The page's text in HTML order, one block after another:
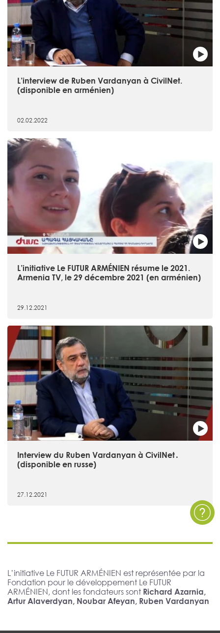
L’interview de Ruben Vardanyan à CivilNet.
(disponible en arménien)
02.02.2022
L’initiative Le FUTUR ARMÉNIEN résume le 2021.
Armenia TV, le 29 décembre 2021 (en arménien)
29.12.2021
Interview du Ruben Vardanyan à CivilNet․
(disponible en russe)
27.12.2021
L’initiative Le FUTUR ARMÉNIEN est représentée par la
Fondation pour le développement Le FUTUR
ARMÉNIEN, dont les fondateurs sont Richard Azarnia,
Artur Alaverdyan, Noubar Afeyan, Ruben Vardanyan